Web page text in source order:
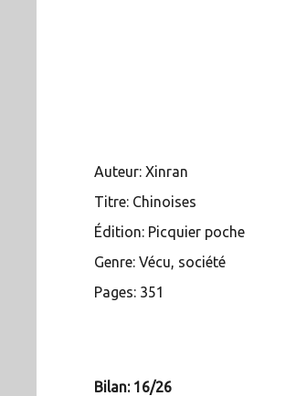
Auteur: Xinran
Titre: Chinoises
Édition: Picquier poche
Genre: Vécu, société
Pages: 351
Bilan: 16/26